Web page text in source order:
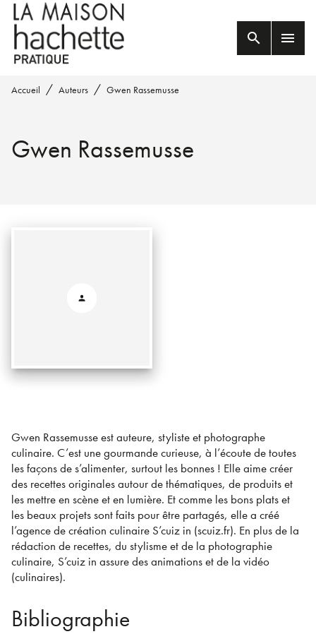
MENU RECHERCHE
PIED DE PAGE
search menu
Accueil / Auteurs / Gwen Rassemusse
Gwen Rassemusse
Gwen Rassemusse est auteure, styliste et photographe
culinaire. C’est une gourmande curieuse, à l’écoute de toutes
les façons de s’alimenter, surtout les bonnes ! Elle aime créer
des recettes originales autour de thématiques, de produits et
les mettre en scène et en lumière. Et comme les bons plats et
les beaux projets sont faits pour être partagés, elle a créé
l’agence de création culinaire S’cuiz in (scuiz.fr). En plus de la
rédaction de recettes, du stylisme et de la photographie
culinaire, S’cuiz in assure des animations et de la vidéo
(culinaires).
Bibliographie